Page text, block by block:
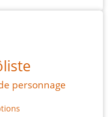
personnage